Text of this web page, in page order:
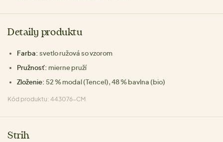
Detaily produktu
Farba: svetlo ružová so vzorom
Pružnosť: mierne pruží
Zloženie: 52 % modal (Tencel), 48 % bavlna (bio)
Kód produktu: 443076-CM
Strih